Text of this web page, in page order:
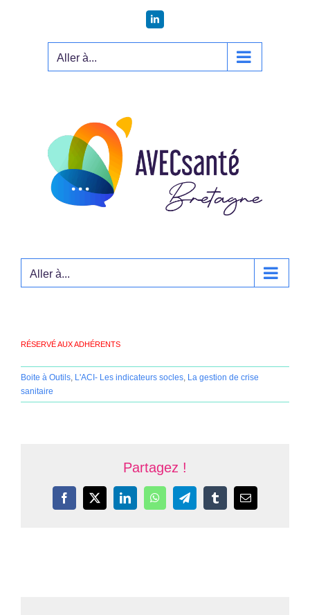
LinkedIn
Aller à...
Aller à...
RÉSERVÉ AUX ADHÉRENTS
Boite à Outils, L'ACI- Les indicateurs socles, La gestion de crise
sanitaire
Partagez !
Facebook
X LinkedInWhatsAppTelegramTumblrEmail